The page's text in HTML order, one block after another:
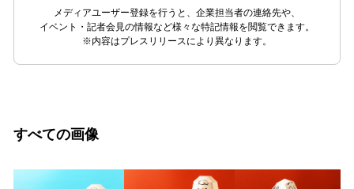
メディアユーザー登録を行うと、企業担当者の連絡先や、
イベント・記者会見の情報など様々な特記情報を閲覧できます。
※内容はプレスリリースにより異なります。
すべての画像